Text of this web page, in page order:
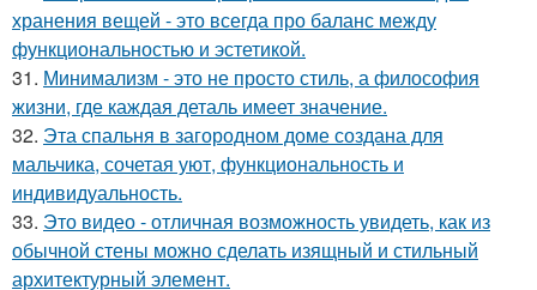
хранения вещей - это всегда про баланс между
функциональностью и эстетикой.
31. Минимализм - это не просто стиль, а философия
жизни, где каждая деталь имеет значение.
32. Эта спальня в загородном доме создана для
мальчика, сочетая уют, функциональность и
индивидуальность.
33. Это видео - отличная возможность увидеть, как из
обычной стены можно сделать изящный и стильный
архитектурный элемент.